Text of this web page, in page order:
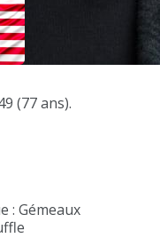
(77 ans).
: Gémeaux